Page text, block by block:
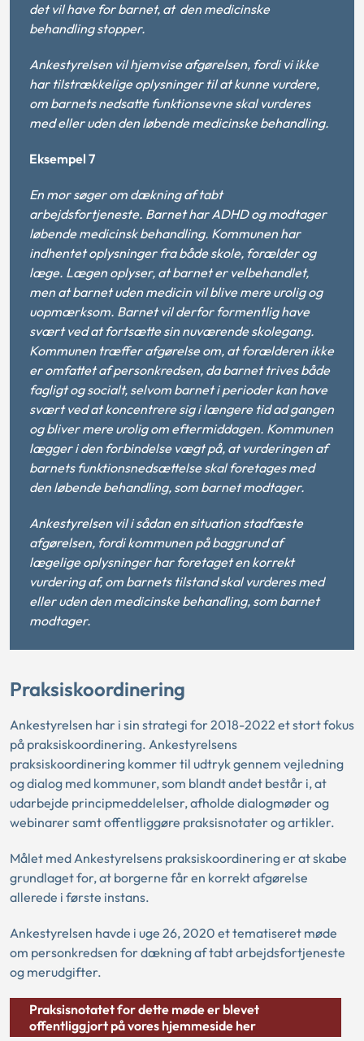
det vil have for barnet, at den medicinske
behandling stopper.
Ankestyrelsen vil hjemvise afgørelsen, fordi vi ikke
har tilstrækkelige oplysninger til at kunne vurdere,
om barnets nedsatte funktionsevne skal vurderes
med eller uden den løbende medicinske behandling.
Eksempel 7
En mor søger om dækning af tabt
arbejdsfortjeneste. Barnet har ADHD og modtager
løbende medicinsk behandling. Kommunen har
indhentet oplysninger fra både skole, forælder og
læge. Lægen oplyser, at barnet er velbehandlet,
men at barnet uden medicin vil blive mere urolig og
uopmærksom. Barnet vil derfor formentlig have
svært ved at fortsætte sin nuværende skolegang.
Kommunen træffer afgørelse om, at forælderen ikke
er omfattet af personkredsen, da barnet trives både
fagligt og socialt, selvom barnet i perioder kan have
svært ved at koncentrere sig i længere tid ad gangen
og bliver mere urolig om eftermiddagen. Kommunen
lægger i den forbindelse vægt på, at vurderingen af
barnets funktionsnedsættelse skal foretages med
den løbende behandling, som barnet modtager.
Ankestyrelsen vil i sådan en situation stadfæste
afgørelsen, fordi kommunen på baggrund af
lægelige oplysninger har foretaget en korrekt
vurdering af, om barnets tilstand skal vurderes med
eller uden den medicinske behandling, som barnet
modtager.
Praksiskoordinering
Ankestyrelsen har i sin strategi for 2018-2022 et stort fokus
på praksiskoordinering. Ankestyrelsens
praksiskoordinering kommer til udtryk gennem vejledning
og dialog med kommuner, som blandt andet består i, at
udarbejde principmeddelelser, afholde dialogmøder og
webinarer samt offentliggøre praksisnotater og artikler.
Målet med Ankestyrelsens praksiskoordinering er at skabe
grundlaget for, at borgerne får en korrekt afgørelse
allerede i første instans.
Ankestyrelsen havde i uge 26, 2020 et tematiseret møde
om personkredsen for dækning af tabt arbejdsfortjeneste
og merudgifter.
Praksisnotatet for dette møde er blevet
offentliggjort på vores hjemmeside her